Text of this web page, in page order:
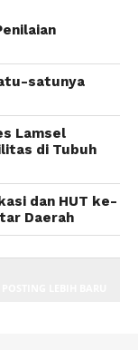
satunya
Lamsel
di Tubuh
dan HUT ke-
Daerah